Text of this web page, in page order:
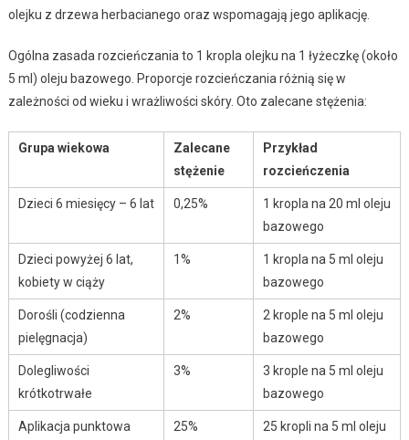
olejku z drzewa herbacianego oraz wspomagają jego aplikację.
Ogólna zasada rozcieńczania to 1 kropla olejku na 1 łyżeczkę (około
5 ml) oleju bazowego. Proporcje rozcieńczania różnią się w
zależności od wieku i wrażliwości skóry. Oto zalecane stężenia:
Grupa wiekowa
Zalecane
stężenie
Przykład
rozcieńczenia
Dzieci 6 miesięcy – 6 lat 0,25%
1 kropla na 20 ml oleju
bazowego
Dzieci powyżej 6 lat,
kobiety w ciąży
1%
1 kropla na 5 ml oleju
bazowego
Dorośli (codzienna
pielęgnacja)
2%
2 krople na 5 ml oleju
bazowego
Dolegliwości
krótkotrwałe
3%
3 krople na 5 ml oleju
bazowego
Aplikacja punktowa 25%
25 kropli na 5 ml oleju